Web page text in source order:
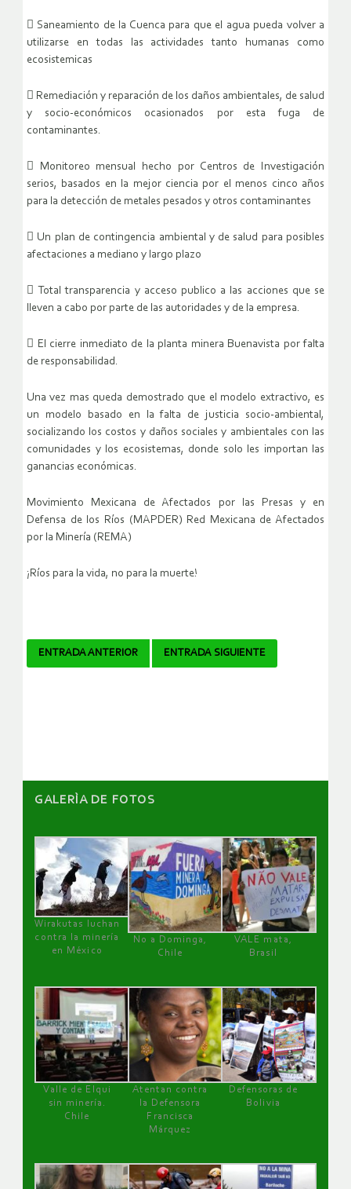
 Saneamiento de la Cuenca para que el agua pueda volver a
utilizarse en todas las actividades tanto humanas como
ecosistemicas
 Remediación y reparación de los daños ambientales, de salud
y socio-económicos ocasionados por esta fuga de
contaminantes.
 Monitoreo mensual hecho por Centros de Investigación
serios, basados en la mejor ciencia por el menos cinco años
para la detección de metales pesados y otros contaminantes
 Un plan de contingencia ambiental y de salud para posibles
afectaciones a mediano y largo plazo
 Total transparencia y acceso publico a las acciones que se
lleven a cabo por parte de las autoridades y de la empresa.
 El cierre inmediato de la planta minera Buenavista por falta
de responsabilidad.
Una vez mas queda demostrado que el modelo extractivo, es
un modelo basado en la falta de justicia socio-ambiental,
socializando los costos y daños sociales y ambientales con las
comunidades y los ecosistemas, donde solo les importan las
ganancias económicas.
Movimiento Mexicana de Afectados por las Presas y en
Defensa de los Ríos (MAPDER) Red Mexicana de Afectados
por la Minería (REMA)
¡Ríos para la vida, no para la muerte!
Navegador
ENTRADA ANTERIOR ENTRADA SIGUIENTE
GALERÌA DE FOTOS
Wirakutas luchan
contra la minería
en México
No a Dominga,
Chile
VALE mata,
Brasil
Valle de Elqui
sin minería.
Chile
Atentan contra
la Defensora
Francisca
Márquez
Defensoras de
Bolivia